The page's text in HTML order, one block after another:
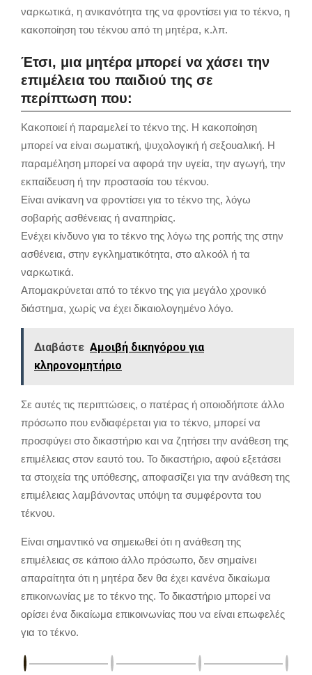
ναρκωτικά, η ανικανότητα της να φροντίσει για το τέκνο, η
κακοποίηση του τέκνου από τη μητέρα, κ.λπ.
Έτσι, μια μητέρα μπορεί να χάσει την
επιμέλεια του παιδιού της σε
περίπτωση που:
Κακοποιεί ή παραμελεί το τέκνο της. Η κακοποίηση
μπορεί να είναι σωματική, ψυχολογική ή σεξουαλική. Η
παραμέληση μπορεί να αφορά την υγεία, την αγωγή, την
εκπαίδευση ή την προστασία του τέκνου.
Είναι ανίκανη να φροντίσει για το τέκνο της, λόγω
σοβαρής ασθένειας ή αναπηρίας.
Ενέχει κίνδυνο για το τέκνο της λόγω της ροπής της στην
ασθένεια, στην εγκληματικότητα, στο αλκοόλ ή τα
ναρκωτικά.
Απομακρύνεται από το τέκνο της για μεγάλο χρονικό
διάστημα, χωρίς να έχει δικαιολογημένο λόγο.
Διαβάστε Αμοιβή δικηγόρου για
κληρονομητήριο
Σε αυτές τις περιπτώσεις, ο πατέρας ή οποιοδήποτε άλλο
πρόσωπο που ενδιαφέρεται για το τέκνο, μπορεί να
προσφύγει στο δικαστήριο και να ζητήσει την ανάθεση της
επιμέλειας στον εαυτό του. Το δικαστήριο, αφού εξετάσει
τα στοιχεία της υπόθεσης, αποφασίζει για την ανάθεση της
επιμέλειας λαμβάνοντας υπόψη τα συμφέροντα του
τέκνου.
Είναι σημαντικό να σημειωθεί ότι η ανάθεση της
επιμέλειας σε κάποιο άλλο πρόσωπο, δεν σημαίνει
απαραίτητα ότι η μητέρα δεν θα έχει κανένα δικαίωμα
επικοινωνίας με το τέκνο της. Το δικαστήριο μπορεί να
ορίσει ένα δικαίωμα επικοινωνίας που να είναι επωφελές
για το τέκνο.